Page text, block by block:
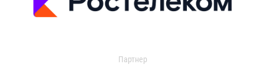
Партнер